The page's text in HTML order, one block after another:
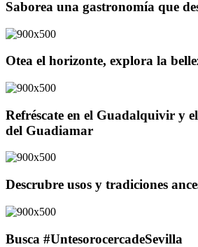
Saborea una gastronomía que
Otea el horizonte, explora la
Refréscate en el Guadalquivir y
del Guadiamar
Descrubre usos y tradiciones
Busca #UntesorocercadeSevilla